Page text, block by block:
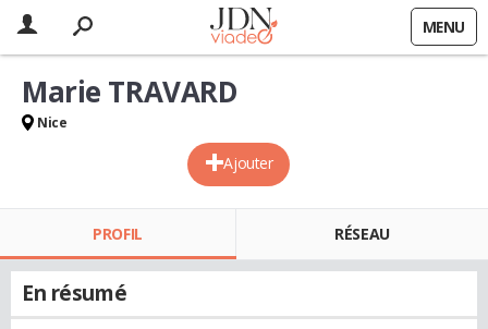
MENU
Ajouter
Marie TRAVARD
Nice
PROFIL RÉSEAU
En résumé